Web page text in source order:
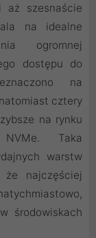
aż szesnaście
na idealne
ogromnej
dostępu do
na
cztery
na rynku
NVMe. Taka
warstw
że najczęściej
środowiskach